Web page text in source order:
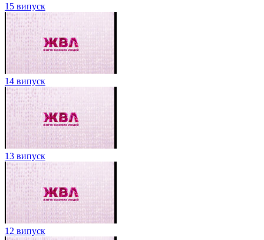
15 випуск
14 випуск
13 випуск
12 випуск